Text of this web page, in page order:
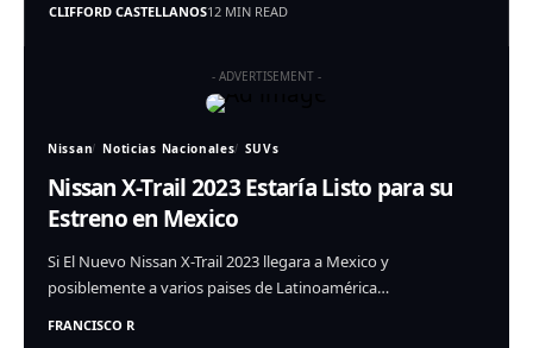
CLIFFORD CASTELLANOS12 MIN READ
- ADVERTISEMENT -
Nissan Noticias Nacionales SUVs
Nissan X-Trail 2023 Estaría Listo para su
Estreno en Mexico
Si El Nuevo Nissan X-Trail 2023 llegara a Mexico y
posiblemente a varios paises de Latinoamérica…
FRANCISCO R